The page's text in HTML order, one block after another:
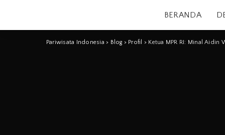
BERANDA
Pariwisata Indonesia > Blog > Profil > Ketua MPR RI: Minal Aidin